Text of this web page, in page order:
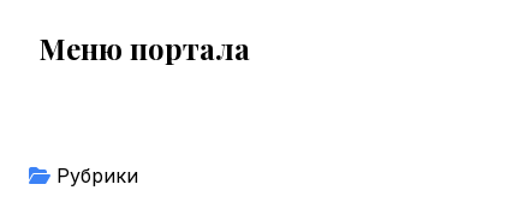
Меню портала
Рубрики